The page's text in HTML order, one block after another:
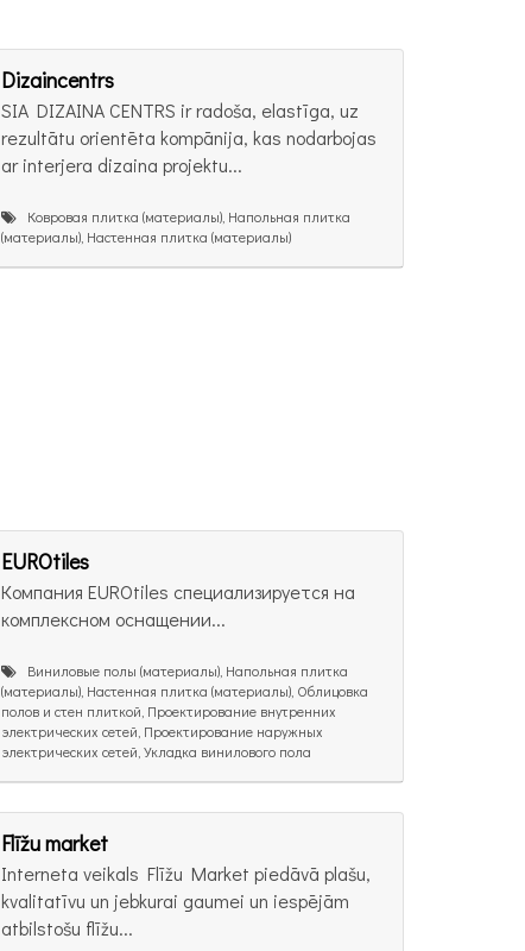
Dizaincentrs
SIA DIZAINA CENTRS ir radoša, elastīga, uz
rezultātu orientēta kompānija, kas nodarbojas
ar interjera dizaina projektu...
Ковровая плитка (материалы), Напольная плитка
(материалы), Настенная плитка (материалы)
EUROtiles
Компания EUROtiles специализируется на
комплексном оснащении...
Виниловые полы (материалы), Напольная плитка
(материалы), Настенная плитка (материалы), Облицовка
полов и стен плиткой, Проектирование внутренних
электрических сетей, Проектирование наружных
электрических сетей, Укладка винилового пола
Flīžu market
Interneta veikals Flīžu Market piedāvā plašu,
kvalitatīvu un jebkurai gaumei un iespējām
atbilstošu flīžu...